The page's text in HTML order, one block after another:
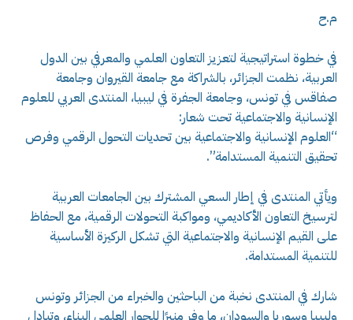
م.ح
في خطوة استراتيجية لتعزيز التعاون العلمي والمعرفي بين الدول
العربية، نظمت الجزائر، بالشراكة مع جامعة القيروان وجامعة
صفاقس في تونس، وجامعة الجفرة في ليبيا، المنتدى العربي للعلوم
الإنسانية والاجتماعية تحت شعار:
“العلوم الإنسانية والاجتماعية بين تحديات التحول الرقمي وفرص
تحقيق التنمية المستدامة”.
ويأتي المنتدى في إطار السعي المشترك بين الجامعات العربية
لترسيخ التعاون الأكاديمي، ومواكبة التحولات الرقمية، مع الحفاظ
على القيم الإنسانية والاجتماعية التي تشكل الركيزة الأساسية
للتنمية المستدامة.
شارك في المنتدى نخبة من الباحثين والخبراء من الجزائر وتونس